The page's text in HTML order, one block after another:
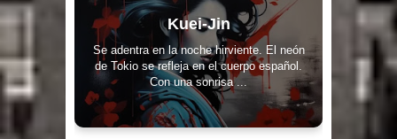
Kuei-Jin
Se adentra en la noche hirviente. El neón
de Tokio se refleja en el cuerpo español.
Con una sonrisa ...